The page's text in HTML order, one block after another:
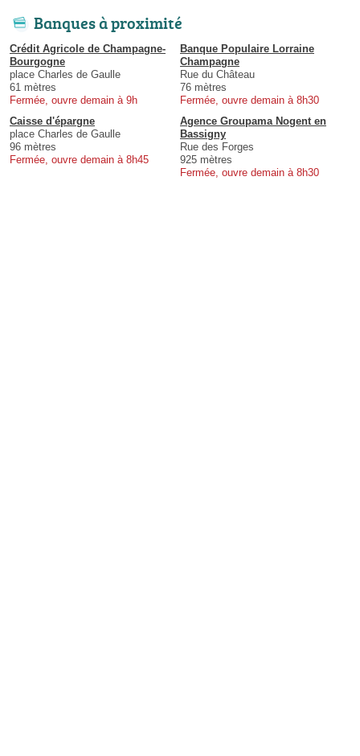
Banques à proximité
Crédit Agricole de Champagne-
Bourgogne
place Charles de Gaulle
61 mètres
Fermée, ouvre demain à 9h
Banque Populaire Lorraine
Champagne
Rue du Château
76 mètres
Fermée, ouvre demain à 8h30
Caisse d'épargne
place Charles de Gaulle
96 mètres
Fermée, ouvre demain à 8h45
Agence Groupama Nogent en
Bassigny
Rue des Forges
925 mètres
Fermée, ouvre demain à 8h30